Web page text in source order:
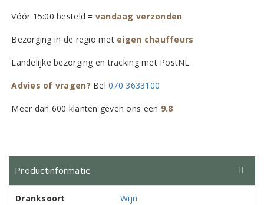
Vóór 15:00 besteld = vandaag verzonden
Bezorging in de regio met eigen chauffeurs
Landelijke bezorging en tracking met PostNL
Advies of vragen? Bel070 3633100
Meer dan 600 klanten geven ons een 9.8
Productinformatie
Dranksoort
Wijn